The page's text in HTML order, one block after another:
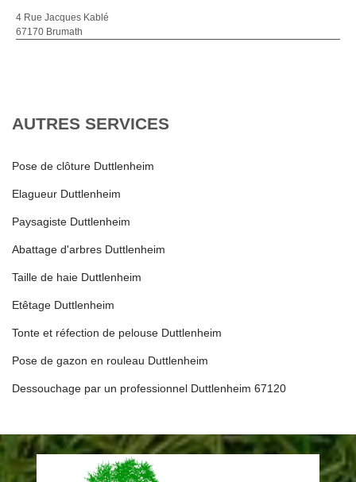
4 Rue Jacques Kablé
67170 Brumath
AUTRES SERVICES
Pose de clôture Duttlenheim
Elagueur Duttlenheim
Paysagiste Duttlenheim
Abattage d'arbres Duttlenheim
Taille de haie Duttlenheim
Etêtage Duttlenheim
Tonte et réfection de pelouse Duttlenheim
Pose de gazon en rouleau Duttlenheim
Dessouchage par un professionnel Duttlenheim 67120